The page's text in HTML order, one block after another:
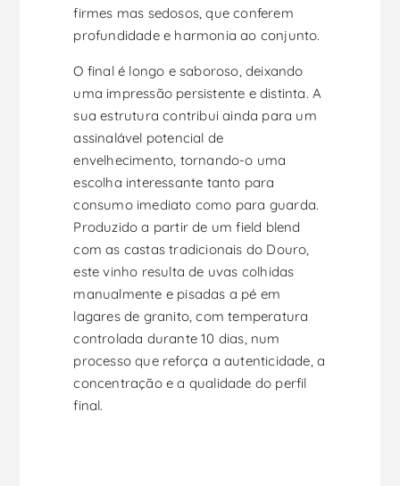
firmes mas sedosos, que conferem
profundidade e harmonia ao conjunto.
O final é longo e saboroso, deixando
uma impressão persistente e distinta. A
sua estrutura contribui ainda para um
assinalável potencial de
envelhecimento, tornando-o uma
escolha interessante tanto para
consumo imediato como para guarda.
Produzido a partir de um field blend
com as castas tradicionais do Douro,
este vinho resulta de uvas colhidas
manualmente e pisadas a pé em
lagares de granito, com temperatura
controlada durante 10 dias, num
processo que reforça a autenticidade, a
concentração e a qualidade do perfil
final.